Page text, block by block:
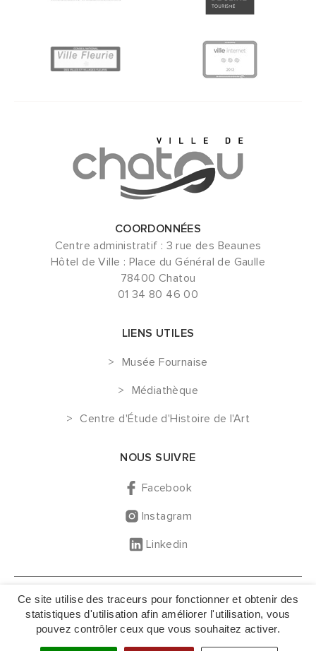
Ce site utilise des traceurs pour fonctionner et obtenir des
statistiques d'utilisation afin améliorer l'utilisation, vous
pouvez contrôler ceux que vous souhaitez activer.
COORDONNÉES
Centre administratif : 3 rue des Beaunes
Hôtel de Ville : Place du Général de Gaulle
78400 Chatou
01 34 80 46 00
LIENS UTILES
Musée Fournaise
Médiathèque
Centre d'Étude d'Histoire de l'Art
NOUS SUIVRE
Facebook
Instagram
Linkedin
GESTION DES COOKIES
MENTIONS LÉGALES
NOUS CONTACTER